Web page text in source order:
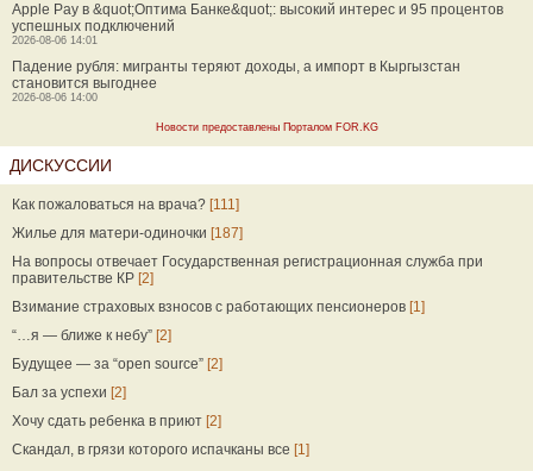
Apple Pay в &quot;Оптима Банке&quot;: высокий интерес и 95 процентов
успешных подключений
2026-08-06 14:01
Падение рубля: мигранты теряют доходы, а импорт в Кыргызстан
становится выгоднее
2026-08-06 14:00
Новости предоставлены Порталом FOR.KG
ДИСКУССИИ
Как пожаловаться на врача? [111]
Жилье для матери-одиночки [187]
На вопросы отвечает Государственная регистрационная служба при
правительстве КР [2]
Взимание страховых взносов с работающих пенсионеров [1]
“…я — ближе к небу” [2]
Будущее — за “open source” [2]
Бал за успехи [2]
Хочу сдать ребенка в приют [2]
Скандал, в грязи которого испачканы все [1]